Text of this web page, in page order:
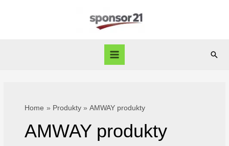
Main
Home Produkty AMWAY produkty
AMWAY produkty